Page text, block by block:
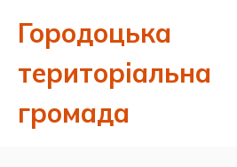
Городоцька
територіальна
громада